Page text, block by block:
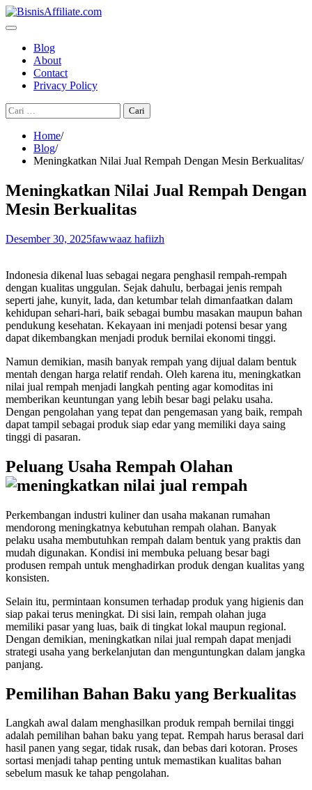
Skip
to
Blog
About
Contact
Privacy Policy
Cari
untuk:
Home
Blog
Meningkatkan Nilai Jual Rempah Dengan Mesin Berkualitas
Meningkatkan Nilai Jual Rempah Dengan
Mesin Berkualitas
Desember 30, 2025fawwaaz hafiizh
Indonesia dikenal luas sebagai negara penghasil rempah-rempah
dengan kualitas unggulan. Sejak dahulu, berbagai jenis rempah
seperti jahe, kunyit, lada, dan ketumbar telah dimanfaatkan dalam
kehidupan sehari-hari, baik sebagai bumbu masakan maupun bahan
pendukung kesehatan. Kekayaan ini menjadi potensi besar yang
dapat dikembangkan menjadi produk bernilai ekonomi tinggi.
Namun demikian, masih banyak rempah yang dijual dalam bentuk
mentah dengan harga relatif rendah. Oleh karena itu, meningkatkan
nilai jual rempah menjadi langkah penting agar komoditas ini
memberikan keuntungan yang lebih besar bagi pelaku usaha.
Dengan pengolahan yang tepat dan pengemasan yang baik, rempah
dapat tampil sebagai produk siap edar yang memiliki daya saing
tinggi di pasaran.
Peluang Usaha Rempah Olahan
Perkembangan industri kuliner dan usaha makanan rumahan
mendorong meningkatnya kebutuhan rempah olahan. Banyak
pelaku usaha membutuhkan rempah dalam bentuk yang praktis dan
mudah digunakan. Kondisi ini membuka peluang besar bagi
produsen rempah untuk menghadirkan produk dengan kualitas yang
konsisten.
Selain itu, permintaan konsumen terhadap produk yang higienis dan
siap pakai terus meningkat. Di sisi lain, rempah olahan juga
memiliki pasar yang luas, baik di tingkat lokal maupun regional.
Dengan demikian, meningkatkan nilai jual rempah dapat menjadi
strategi usaha yang berkelanjutan dan menguntungkan dalam jangka
panjang.
Pemilihan Bahan Baku yang Berkualitas
Langkah awal dalam menghasilkan produk rempah bernilai tinggi
adalah pemilihan bahan baku yang tepat. Rempah harus berasal dari
hasil panen yang segar, tidak rusak, dan bebas dari kotoran. Proses
sortasi menjadi tahap penting untuk memastikan kualitas bahan
sebelum masuk ke tahap pengolahan.